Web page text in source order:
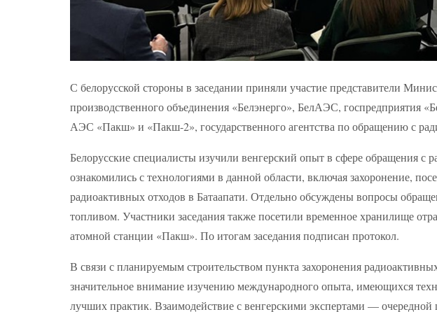
С белорусской стороны в заседании приняли участие представители
производственного объединения «Белэнерго», БелАЭС, госпредприятия
АЭС «Пакш» и «Пакш-2», государственного агентства по обращению с
Белорусские специалисты изучили венгерский опыт в сфере обращения с
ознакомились с технологиями в данной области, включая захоронение,
радиоактивных отходов в Батаапати. Отдельно обсуждены вопросы
топливом. Участники заседания также посетили временное хранилище
атомной станции «Пакш». По итогам заседания подписан протокол.
В связи с планируемым строительством пункта захоронения
значительное внимание изучению международного опыта, имеющихся
лучших практик. Взаимодействие с венгерскими экспертами — очередной